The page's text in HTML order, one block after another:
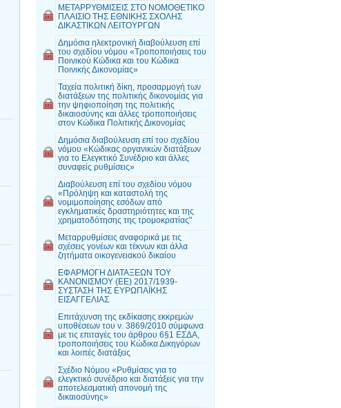
MΕΤΑΡΡΥΘΜΙΣΕΙΣ ΣΤΟ ΝΟΜΟΘΕΤΙΚΟ
ΠΛΑΙΣΙΟ ΤΗΣ ΕΘΝΙΚΗΣ ΣΧΟΛΗΣ
ΔΙΚΑΣΤΙΚΩΝ ΛΕΙΤΟΥΡΓΩΝ
Δημόσια ηλεκτρονική διαβούλευση επί
του σχεδίου νόμου «Τροποποιήσεις του
Ποινικού Κώδικα και του Κώδικα
Ποινικής Δικονομίας»
Ταχεία πολιτική δίκη, προσαρμογή των
διατάξεων της πολιτικής δικονομίας για
την ψηφιοποίηση της πολιτικής
δικαιοσύνης και άλλες τροποποιήσεις
στον Κώδικα Πολιτικής Δικονομίας
Δημόσια διαβούλευση επί του σχεδίου
νόμου «Κώδικας οργανικών διατάξεων
για το Ελεγκτικό Συνέδριο και άλλες
συναφείς ρυθμίσεις»
Διαβούλευση επί του σχεδίου νόμου
«Πρόληψη και καταστολή της
νομιμοποίησης εσόδων από
εγκληματικές δραστηριότητες και της
χρηματοδότησης της τρομοκρατίας"
Μεταρρυθμίσεις αναφορικά με τις
σχέσεις γονέων και τέκνων και άλλα
ζητήματα οικογενειακού δικαίου
EΦΑΡΜΟΓΗ ΔΙΑΤΑΞΕΩΝ ΤΟΥ
ΚΑΝΟΝΙΣΜΟΥ (ΕΕ) 2017/1939-
ΣΥΣΤΑΣΗ ΤΗΣ ΕΥΡΩΠΑΪΚΗΣ
ΕΙΣΑΓΓΕΛΙΑΣ
Επιτάχυνση της εκδίκασης εκκρεμών
υποθέσεων του ν. 3869/2010 σύμφωνα
με τις επιταγές του άρθρου 6§1 ΕΣΔΑ,
τροποποιήσεις του Κώδικα Δικηγόρων
και λοιπές διατάξεις
Σχέδιο Νόμου «Ρυθμίσεις για το
ελεγκτικό συνέδριο και διατάξεις για την
αποτελεσματική απονομή της
δικαιοσύνης»